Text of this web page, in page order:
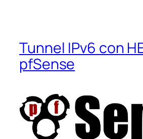
Tunnel IPv6 con
pfSense